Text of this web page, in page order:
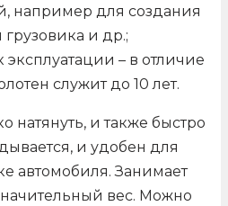
например для создания
и др.;
– в отличие
служит до 10 лет.
натянуть, и также быстро
и удобен для
автомобиля. Занимает
вес. Можно